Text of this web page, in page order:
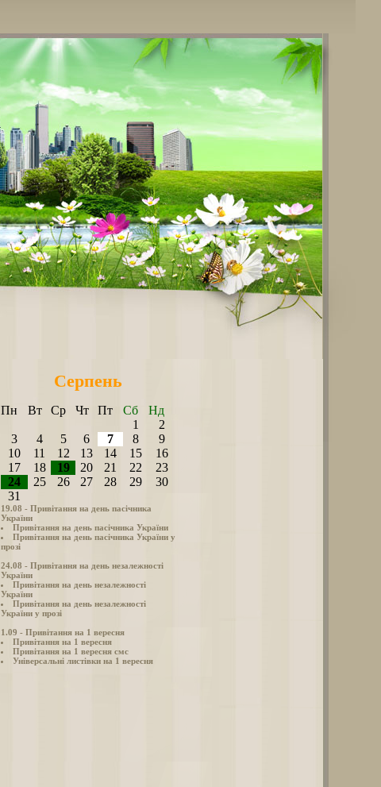
Серпень
Пн Вт Ср Чт Пт Сб
Нд
1
2
3
4 5 6 7 8
9
10
11 12 13 14 15
16
17
18 19 20 21 22
23
24
25 26 27 28 29
30
31
19.08 - Привітання на день пасічника
України
Привітання на день пасічника України
Привітання на день пасічника України у
прозі
24.08 - Привітання на день незалежності
України
Привітання на день незалежності
України
Привітання на день незалежності
України у прозі
1.09 - Привітання на 1 вересня
Привітання на 1 вересня
Привітання на 1 вересня смс
Універсальні листівки на 1 вересня